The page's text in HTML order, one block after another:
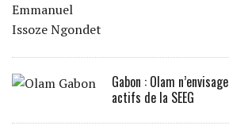
Gabon : Olam
actifs de la SEEG